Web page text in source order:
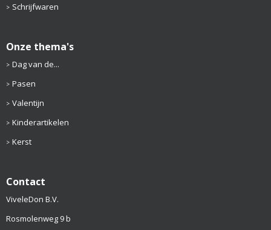
Schrijfwaren
Onze thema's
Dag van de...
Pasen
Valentijn
Kinderartikelen
Kerst
Contact
ViveleDon B.V.
Rosmolenweg 9 b